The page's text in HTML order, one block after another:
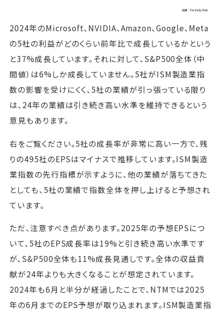
2024年のMicrosoft、NVIDIA、Amazon、Google、Meta
の5社の利益がどのくらい前年比で成長しているかという
と37%成長しています。それに対して、S&P500全体（中
間値）は6%しか成長していません。5社がISM製造業指
数の影響を受けにくく、5社の業績が引っ張っている限り
は、24年の業績は引き続き高い水準を維持できるという
意見もあります。
右をご覧ください。5社の成長率が非常に高い一方で、残
りの495社のEPSはマイナスで推移しています。ISM製造
業指数の先行指標が示すように、他の業績が落ちてきた
としても、5社の業績で指数全体を押し上げると予想され
ています。
ただ、注意すべき点があります。2025年の予想EPSにつ
いて、5社のEPS成長率は19%と引き続き高い水準です
が、S&P500全体も11%成長見通しです。全体の収益貢
献が24年よりも大きくなることが想定されています。
2024年も6月と半分が経過したことで、NTMでは2025
年の6月までのEPS予想が取り込まれます。ISM製造業指